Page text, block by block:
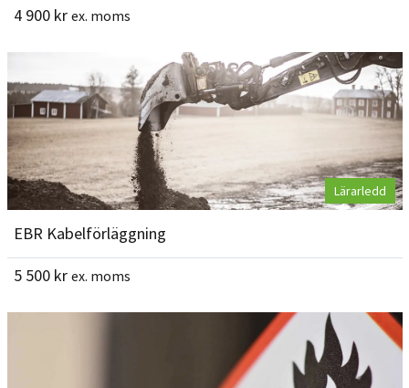
4 900 kr ex. moms
Lärarledd
EBR Kabelförläggning
5 500 kr ex. moms